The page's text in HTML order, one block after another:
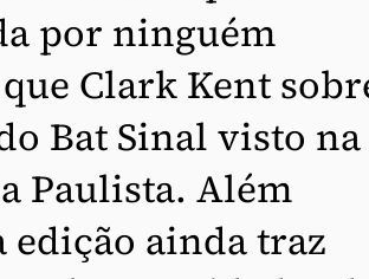
por ninguém
Clark Kent
Bat Sinal visto na
Paulista. Além
edição ainda traz